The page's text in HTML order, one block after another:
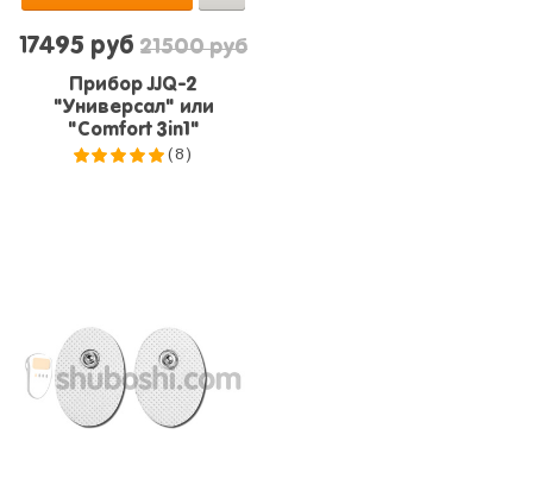
17495 руб 21500 руб
Прибор JJQ-2
"Универсал" или
"Comfort 3in1"
(8)